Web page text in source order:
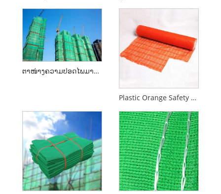
ຕາໜ່າງຄວາມປອດໄພມາດຕະຖານ
Plastic Orange Safety Barricade Net